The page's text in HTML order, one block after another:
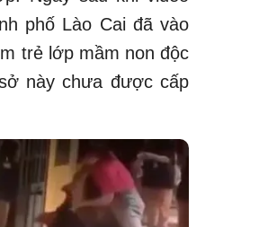
phố Lào Cai đã vào
trẻ lớp mầm non độc
này chưa được cấp